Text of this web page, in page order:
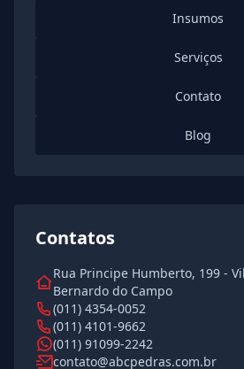
Insumos
Serviços
Contato
Blog
Contatos
Rua Principe Humberto, 199 -
Bernardo do Campo
(011) 4354-0052
(011) 4101-9662
(011) 91099-2242
contato@abcpedras.com.br